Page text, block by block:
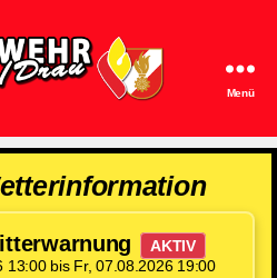
Spittal/Drau
Menü
AKTIV
13:00 bis Fr, 07.08.2026 19:00